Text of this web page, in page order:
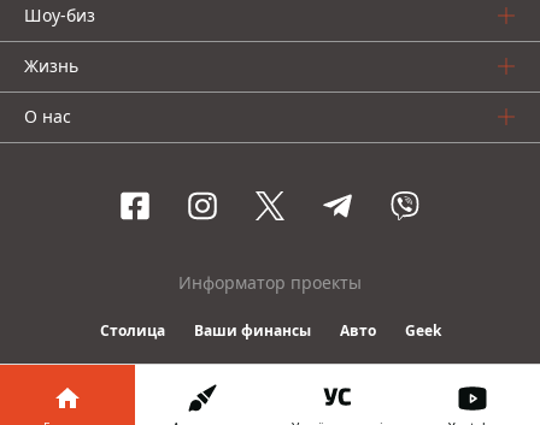
Шоу-биз
Жизнь
О нас
Информатор проекты
Столица Ваши финансы Авто Geek
© 2016-2026 Informator